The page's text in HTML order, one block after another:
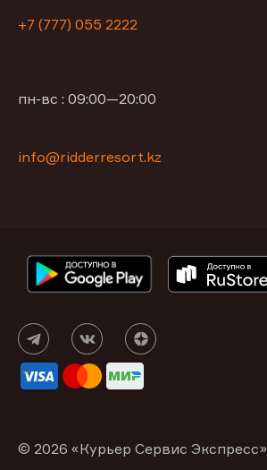
+7 (777) 055 2222
пн-вс : 09:00—20:00
info@ridderresort.kz
© 2026 «Курьер Сервис Экспресс»